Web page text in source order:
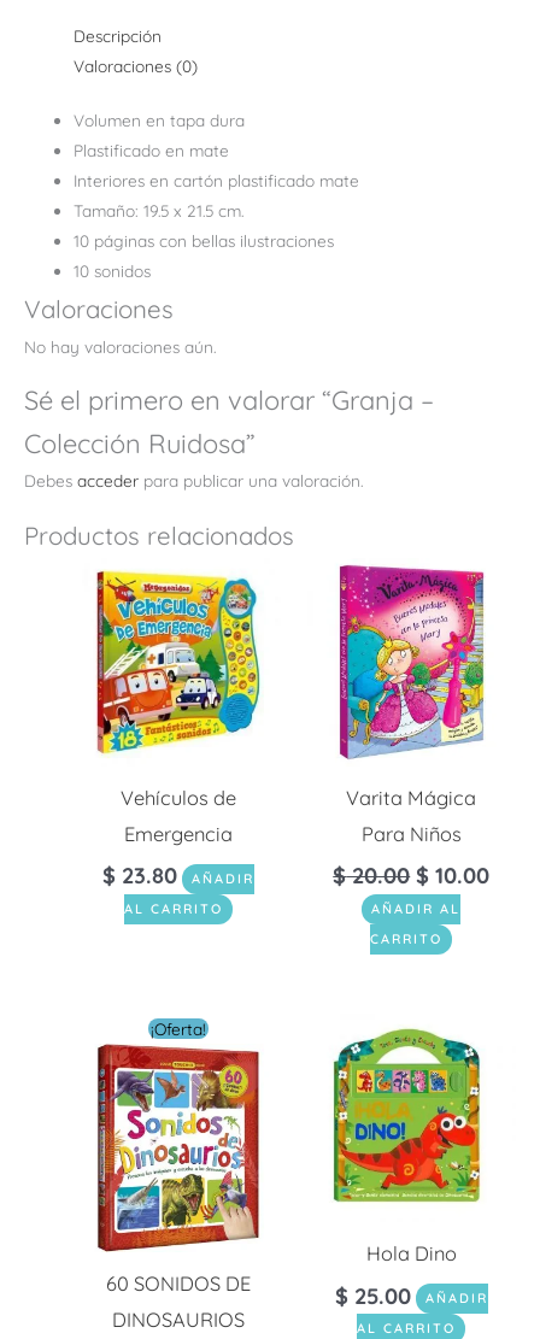
Descripción
Valoraciones (0)
Volumen en tapa dura
Plastificado en mate
Interiores en cartón plastificado mate
Tamaño: 19.5 x 21.5 cm.
10 páginas con bellas ilustraciones
10 sonidos
Valoraciones
No hay valoraciones aún.
Sé el primero en valorar “Granja –
Colección Ruidosa”
Debes acceder para publicar una valoración.
Productos relacionados
Vehículos de
Emergencia
$ 23.80
AÑADIR
AL CARRITO
Varita Mágica
Para Niños
$20.00 $ 10.00
AÑADIR AL
CARRITO
¡Oferta!
60 SONIDOS DE
DINOSAURIOS
El
precio
original
era:
$ 39.00.
precio
es:
Hola Dino
$ 25.00
AÑADIR
AL CARRITO